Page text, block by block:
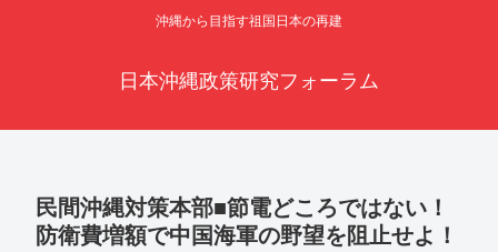
沖縄から目指す祖国日本の再建
日本沖縄政策研究フォーラム
民間沖縄対策本部■節電どころではない！
防衛費増額で中国海軍の野望を阻止せよ！